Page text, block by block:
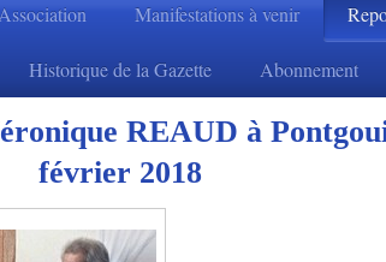
Manifestations à venir
Historique de la Gazette Abonnement
REAUD à
février 2018